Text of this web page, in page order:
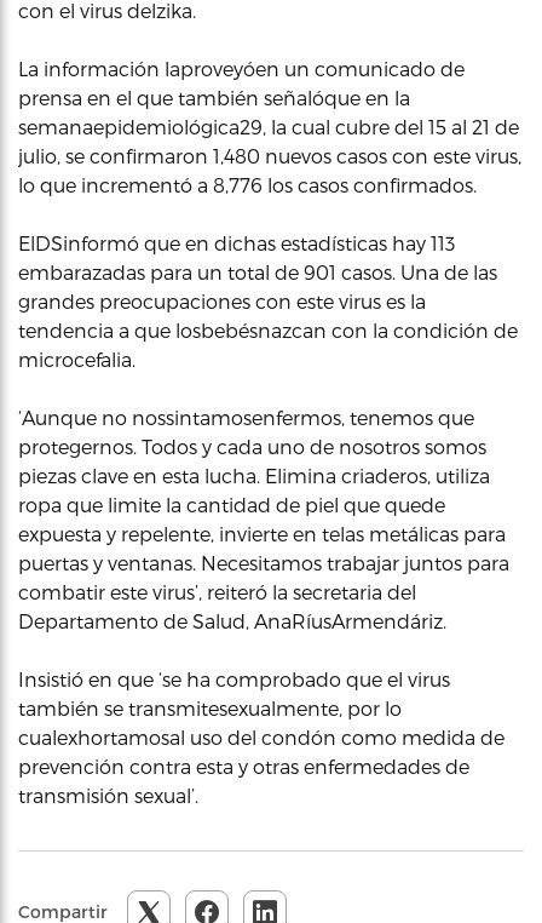
con el virus delzika.
La información laproveyóen un comunicado de
prensa en el que también señalóque en la
semanaepidemiológica29, la cual cubre del 15 al 21 de
julio, se confirmaron 1,480 nuevos casos con este virus,
lo que incrementó a 8,776 los casos confirmados.
ElDSinformó que en dichas estadísticas hay 113
embarazadas para un total de 901 casos. Una de las
grandes preocupaciones con este virus es la
tendencia a que losbebésnazcan con la condición de
microcefalia.
‘Aunque no nossintamosenfermos, tenemos que
protegernos. Todos y cada uno de nosotros somos
piezas clave en esta lucha. Elimina criaderos, utiliza
ropa que limite la cantidad de piel que quede
expuesta y repelente, invierte en telas metálicas para
puertas y ventanas. Necesitamos trabajar juntos para
combatir este virus’, reiteró la secretaria del
Departamento de Salud, AnaRíusArmendáriz.
Insistió en que ‘se ha comprobado que el virus
también se transmitesexualmente, por lo
cualexhortamosal uso del condón como medida de
prevención contra esta y otras enfermedades de
transmisión sexual’.
Compartir